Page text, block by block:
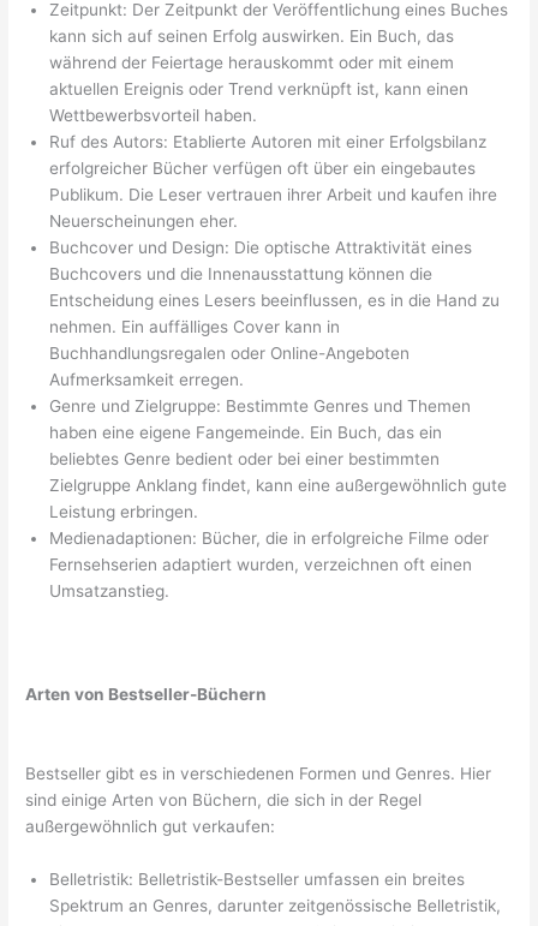
Zeitpunkt: Der Zeitpunkt der Veröffentlichung eines Buches
kann sich auf seinen Erfolg auswirken. Ein Buch, das
während der Feiertage herauskommt oder mit einem
aktuellen Ereignis oder Trend verknüpft ist, kann einen
Wettbewerbsvorteil haben.
Ruf des Autors: Etablierte Autoren mit einer Erfolgsbilanz
erfolgreicher Bücher verfügen oft über ein eingebautes
Publikum. Die Leser vertrauen ihrer Arbeit und kaufen ihre
Neuerscheinungen eher.
Buchcover und Design: Die optische Attraktivität eines
Buchcovers und die Innenausstattung können die
Entscheidung eines Lesers beeinflussen, es in die Hand zu
nehmen. Ein auffälliges Cover kann in
Buchhandlungsregalen oder Online-Angeboten
Aufmerksamkeit erregen.
Genre und Zielgruppe: Bestimmte Genres und Themen
haben eine eigene Fangemeinde. Ein Buch, das ein
beliebtes Genre bedient oder bei einer bestimmten
Zielgruppe Anklang findet, kann eine außergewöhnlich gute
Leistung erbringen.
Medienadaptionen: Bücher, die in erfolgreiche Filme oder
Fernsehserien adaptiert wurden, verzeichnen oft einen
Umsatzanstieg.
Arten von Bestseller-Büchern
Bestseller gibt es in verschiedenen Formen und Genres. Hier
sind einige Arten von Büchern, die sich in der Regel
außergewöhnlich gut verkaufen:
Belletristik: Belletristik-Bestseller umfassen ein breites
Spektrum an Genres, darunter zeitgenössische Belletristik,